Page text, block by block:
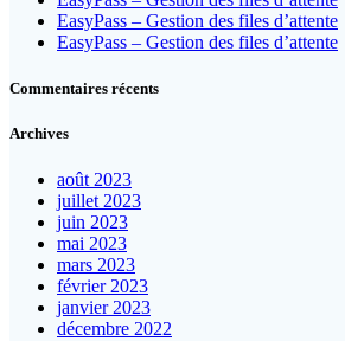
EasyPass – Gestion des files d’attente
EasyPass – Gestion des files d’attente
Commentaires récents
Archives
août 2023
juillet 2023
juin 2023
mai 2023
mars 2023
février 2023
janvier 2023
décembre 2022